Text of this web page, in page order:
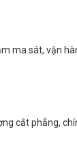
ma sát, vận
cắt phẳng,